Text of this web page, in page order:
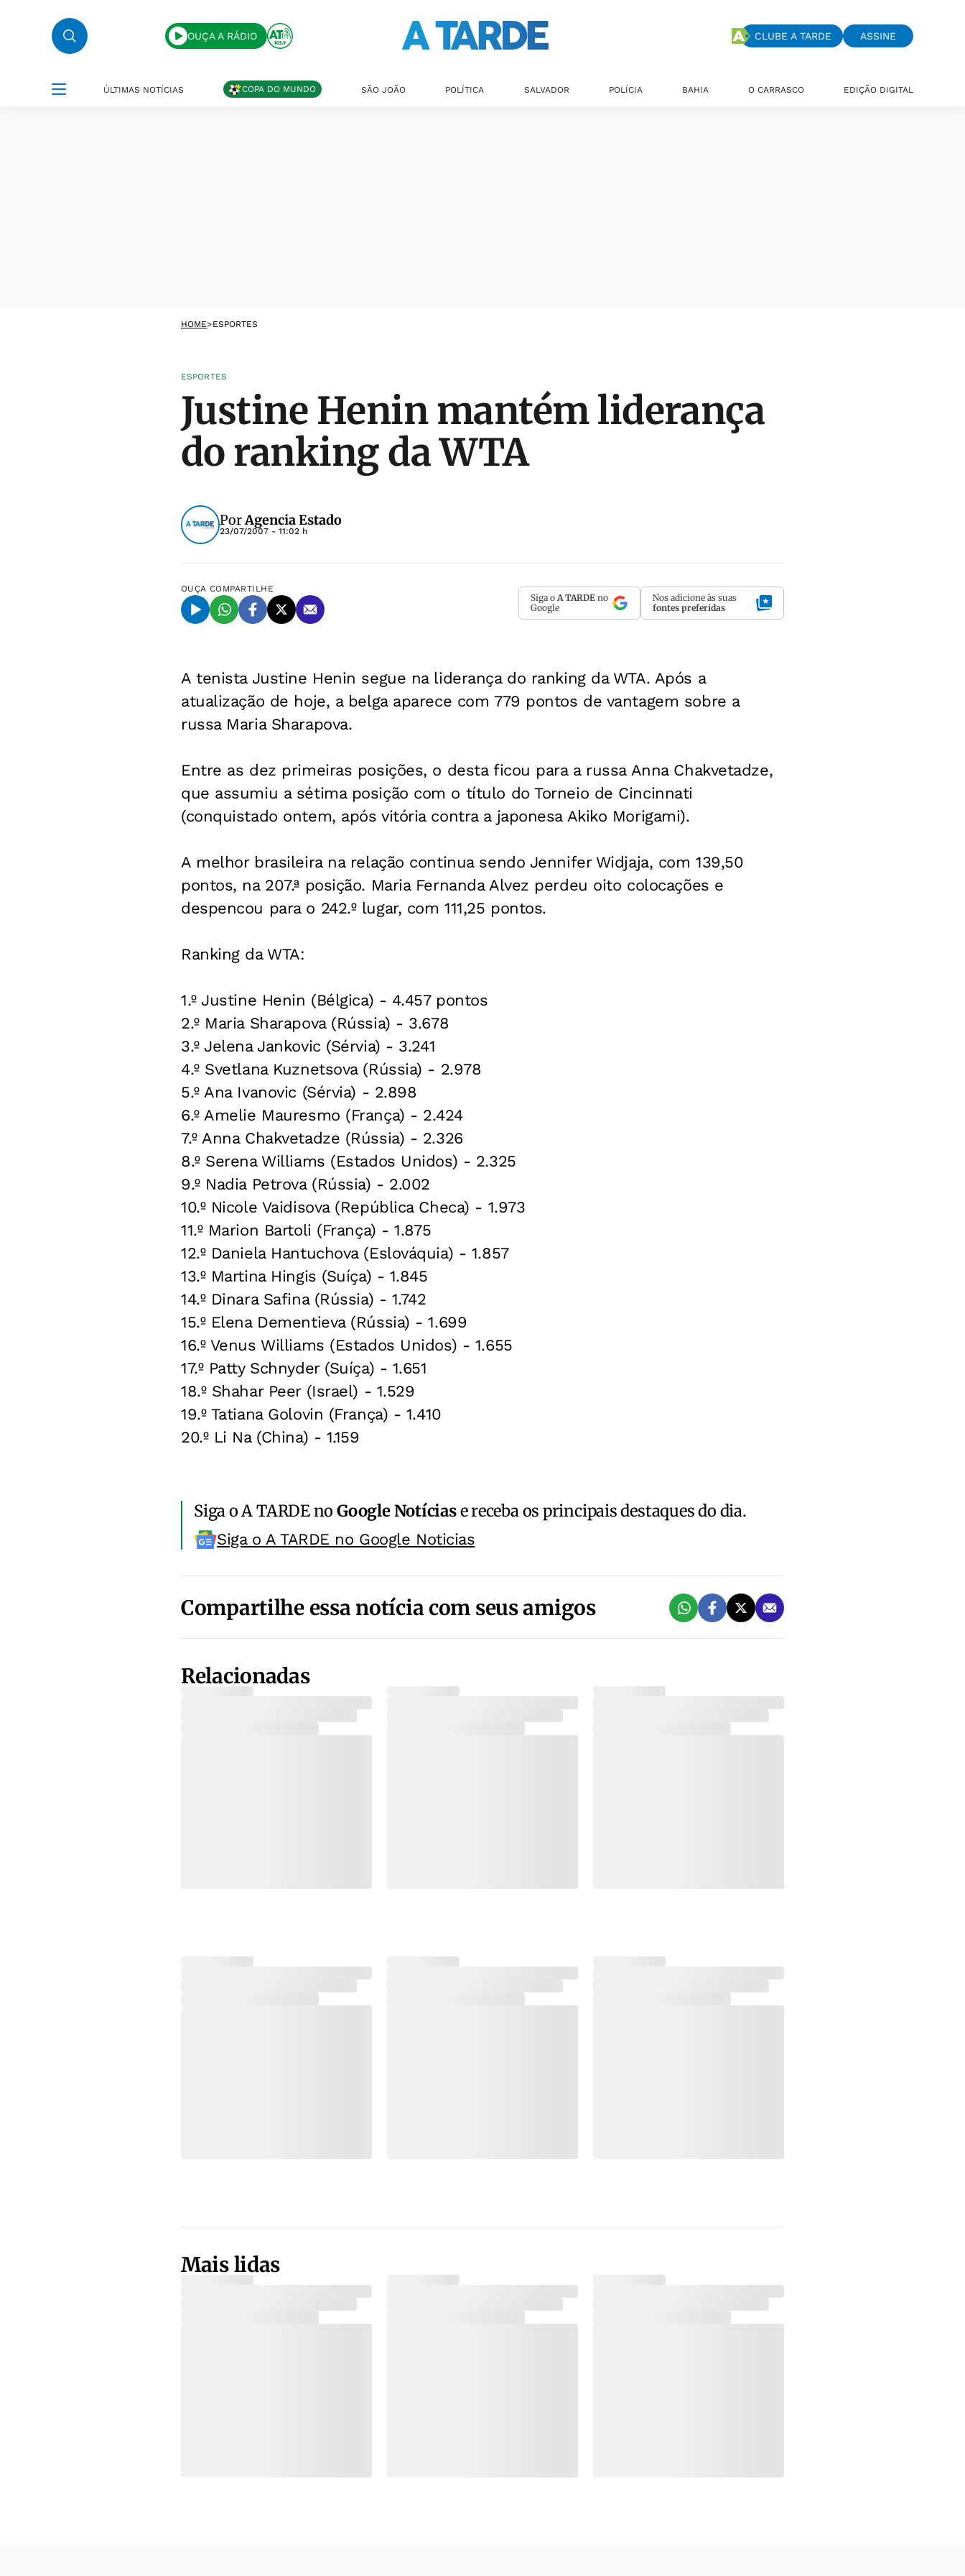
OUÇA A RÁDIO CLUBE A TARDE ASSINE
ÚLTIMAS NOTÍCIAS COPA DO MUNDO SÃO JOÃO POLÍTICA SALVADOR POLÍCIA BAHIA O CARRASCO EDIÇÃO DIGITAL
HOME>ESPORTES
ESPORTES
Justine Henin mantém liderança
do ranking da WTA
PorAgencia Estado
23/07/2007 - 11:02 h
OUÇA COMPARTILHE
Siga o A TARDE no
Google
Nos adicione às suas
fontes preferidas
A tenista Justine Henin segue na liderança do ranking da WTA. Após a
atualização de hoje, a belga aparece com 779 pontos de vantagem sobre a
russa Maria Sharapova.
Entre as dez primeiras posições, o desta ficou para a russa Anna Chakvetadze,
que assumiu a sétima posição com o título do Torneio de Cincinnati
(conquistado ontem, após vitória contra a japonesa Akiko Morigami).
A melhor brasileira na relação continua sendo Jennifer Widjaja, com 139,50
pontos, na 207.ª posição. Maria Fernanda Alvez perdeu oito colocações e
despencou para o 242.º lugar, com 111,25 pontos.
Ranking da WTA:
1.º Justine Henin (Bélgica) - 4.457 pontos
2.º Maria Sharapova (Rússia) - 3.678
3.º Jelena Jankovic (Sérvia) - 3.241
4.º Svetlana Kuznetsova (Rússia) - 2.978
5.º Ana Ivanovic (Sérvia) - 2.898
6.º Amelie Mauresmo (França) - 2.424
7.º Anna Chakvetadze (Rússia) - 2.326
8.º Serena Williams (Estados Unidos) - 2.325
9.º Nadia Petrova (Rússia) - 2.002
10.º Nicole Vaidisova (República Checa) - 1.973
11.º Marion Bartoli (França) - 1.875
12.º Daniela Hantuchova (Eslováquia) - 1.857
13.º Martina Hingis (Suíça) - 1.845
14.º Dinara Safina (Rússia) - 1.742
15.º Elena Dementieva (Rússia) - 1.699
16.º Venus Williams (Estados Unidos) - 1.655
17.º Patty Schnyder (Suíça) - 1.651
18.º Shahar Peer (Israel) - 1.529
19.º Tatiana Golovin (França) - 1.410
20.º Li Na (China) - 1.159
Siga o A TARDE noGoogle Notíciase receba os principais destaques do dia.
Siga o A TARDE no Google Noticias
Compartilhe essa notícia com seus amigos
Relacionadas
Mais lidas